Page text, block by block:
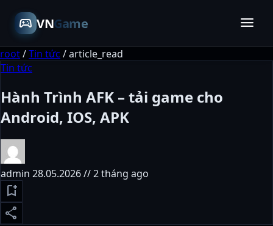
sports_esports VNGame menu
root/Tin tức /article_read
Tin tức
Hành Trình AFK – tải game cho
Android, IOS, APK
admin 28.05.2026 // 2 tháng ago
bookmark_add
share